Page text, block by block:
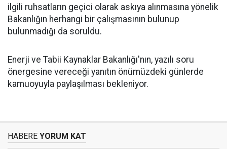
ilgili ruhsatların geçici olarak askıya alınmasına yönelik
Bakanlığın herhangi bir çalışmasının bulunup
bulunmadığı da soruldu.
Enerji ve Tabii Kaynaklar Bakanlığı'nın, yazılı soru
önergesine vereceği yanıtın önümüzdeki günlerde
kamuoyuyla paylaşılması bekleniyor.
HABERE YORUM KAT